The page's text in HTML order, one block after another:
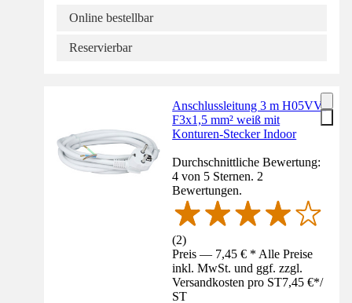
Online bestellbar
Reservierbar
Anschlussleitung 3 m H05VV-
F3x1,5 mm² weiß mit
Konturen-Stecker Indoor
Durchschnittliche Bewertung:
4 von 5 Sternen. 2
Bewertungen.
(2)
Preis — 7,45 € * Alle Preise
inkl. MwSt. und ggf. zzgl.
Versandkosten pro ST7,45 €*/
ST